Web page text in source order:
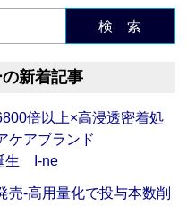
検 索
新着記事
倍以上×高浸透密着処
ケアブランド
生 I-ne
売‐高用量化で投与本数削